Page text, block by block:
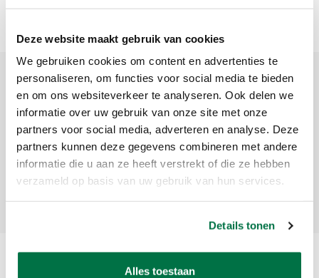
Deze website maakt gebruik van cookies
We gebruiken cookies om content en advertenties te
personaliseren, om functies voor social media te bieden
en om ons websiteverkeer te analyseren. Ook delen we
informatie over uw gebruik van onze site met onze
partners voor social media, adverteren en analyse. Deze
partners kunnen deze gegevens combineren met andere
informatie die u aan ze heeft verstrekt of die ze hebben
verzameld op basis van uw gebruik van hun services.
Details tonen
Alles toestaan
Popularity 1
Sign up for our newsletter
Get the latest updates, news and product offers via email
Subscribe